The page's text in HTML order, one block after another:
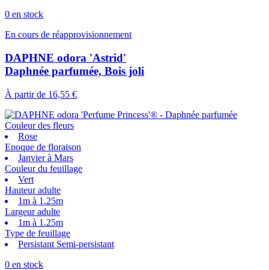
0 en stock
En cours de réapprovisionnement
DAPHNE odora 'Astrid'
Daphnée parfumée, Bois joli
À partir de 16,55 €
Couleur des fleurs
Rose
Epoque de floraison
Janvier à Mars
Couleur du feuillage
Vert
Hauteur adulte
1m à 1.25m
Largeur adulte
1m à 1.25m
Type de feuillage
Persistant Semi-persistant
0 en stock